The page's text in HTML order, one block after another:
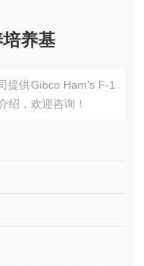
养基
提供Gibco Ham's F-1
绍，欢迎咨询！